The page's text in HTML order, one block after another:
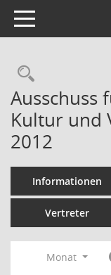
Toggle navigation
Ausschuss
Kultur und
2012
Informationen
Vertreter
Monat